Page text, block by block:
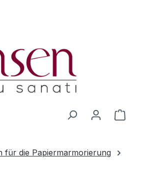
für die Papiermarmorierung